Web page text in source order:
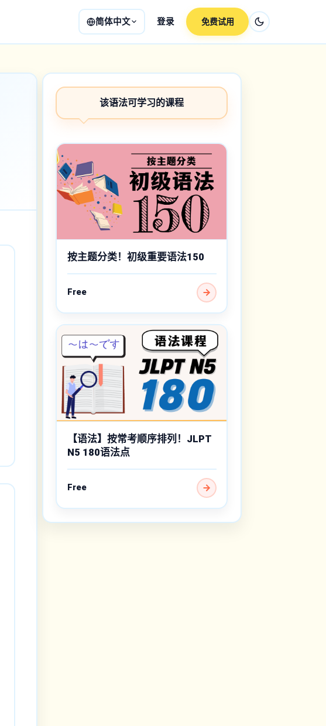
简体中文 登录 免费试用
该语法可学习的课程
按主题分类！初级重要语法150
Free
【语法】按常考顺序排列！JLPT
N5 180语法点
Free